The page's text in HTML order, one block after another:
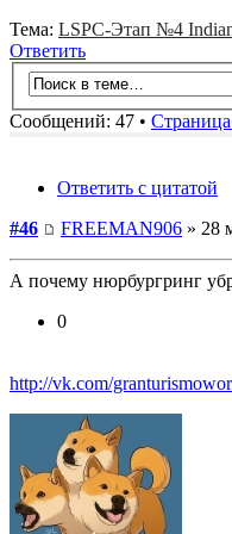
Тема: LSPC-Этап №4
Ответить
Сообщений: 47 • Страница
Ответить с цитатой
#46
FREEMAN906 » 28
А почему нюрбургринг
0
http://vk.com/